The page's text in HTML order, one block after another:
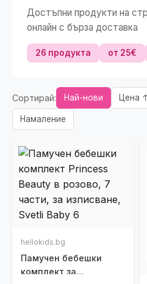
Достъпни продукти на
онлайн с бърза доставка
26 продукта от 25€
Сортирай: Най-нови Цена
Намаление
hellokids.bg
Памучен бебешки
комплект за